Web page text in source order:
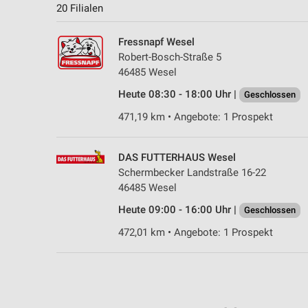
20 Filialen
Fressnapf Wesel
Robert-Bosch-Straße 5
46485 Wesel
Heute 08:30 - 18:00 Uhr |
Geschlossen
471,19 km • Angebote: 1 Prospekt
DAS FUTTERHAUS Wesel
Schermbecker Landstraße 16-22
46485 Wesel
Heute 09:00 - 16:00 Uhr |
Geschlossen
472,01 km • Angebote: 1 Prospekt